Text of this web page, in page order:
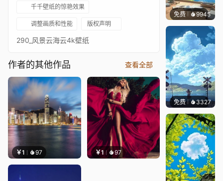
千千壁纸的惊艳效果
调整画质和性能 版权声明
290_风景云海云4k壁纸
作者的其他作品 查看全部
￥1 97 ￥1 97
免费 9945叮叮
免费 3327星梦